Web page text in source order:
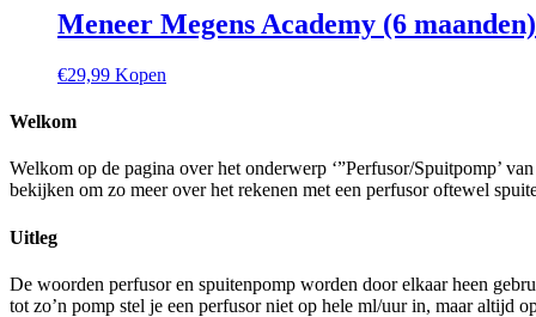
Meneer Megens Academy (6
€29,99 Kopen
Welkom
Welkom op de pagina over het onderwerp ‘”Perfusor/Spuitpomp’
bekijken om zo meer over het rekenen met een perfusor oftewel
Uitleg
De woorden perfusor en spuitenpomp worden door elkaar heen
tot zo’n pomp stel je een perfusor niet op hele ml/uur in, maar altijd